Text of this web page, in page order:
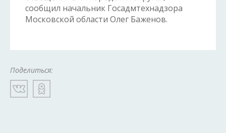
сообщил начальник Госадмтехнадзора
Московской области Олег Баженов.
Поделиться: